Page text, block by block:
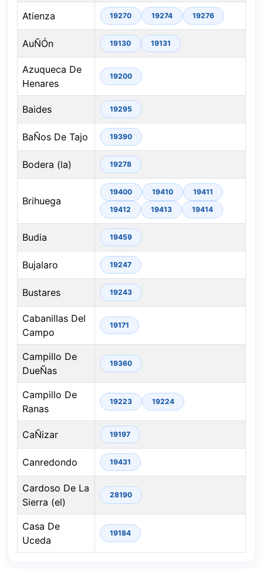
Atienza 19270 19274 19276
AuÑÓn 19130 19131
Azuqueca De
Henares
19200
Baides 19295
BaÑos De Tajo 19390
Bodera (la) 19278
Brihuega
19400 19410
19411
19412
19413 19414
Budia 19459
Bujalaro 19247
Bustares 19243
Cabanillas Del
Campo
19171
Campillo De
DueÑas
19360
Campillo De
Ranas
19223 19224
CaÑizar 19197
Canredondo 19431
Cardoso De La
Sierra (el)
28190
Casa De
Uceda
19184